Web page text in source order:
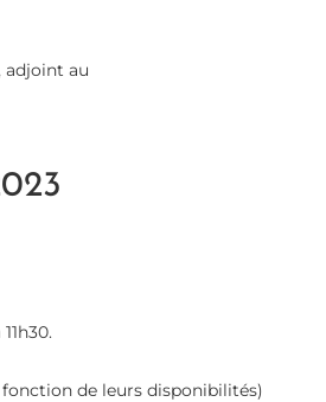
adjoint au
de leurs disponibilités)